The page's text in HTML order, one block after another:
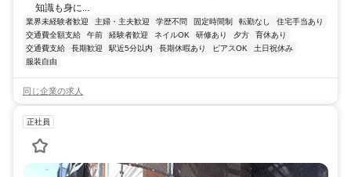
知識も身に...
業界未経験者歓迎 主婦・主夫歓迎 学歴不問 固定時間制 転勤なし
住宅手当あり
交通費全額支給
午前 経験者歓迎 ネイルOK 研修あり 夕方
育休あり
交通費支給
長期歓迎 駅近5分以内 長期休暇あり ピアスOK
土日祝休み
服装自由
同じ企業の求人
正社員